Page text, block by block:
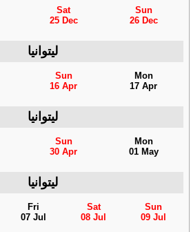
Sat
25 Dec
Sun
26 Dec
ليتوانيا
Sun
16 Apr
Mon
17 Apr
ليتوانيا
Sun
30 Apr
Mon
01 May
ليتوانيا
Fri
07 Jul
Sat
08 Jul
Sun
09 Jul